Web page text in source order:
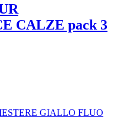
CALZE pack 3